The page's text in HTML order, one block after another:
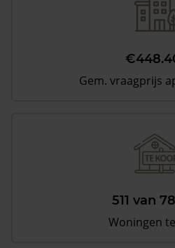
Gem. vraagprijs
511 van
Woningen